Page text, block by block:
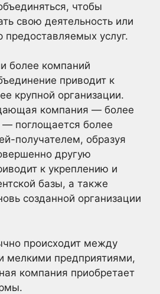
чтобы
свою деятельность или
предоставляемых услуг.
более компаний
приводит к
крупной организации.
компания — более
поглощается более
получателем, образуя
другую
к укреплению и
базы, а также
созданной организации
происходит между
мелкими предприятиями,
компания приобретает